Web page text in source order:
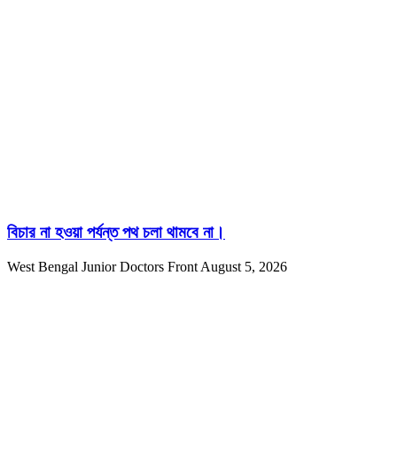
বিচার না হওয়া পর্যন্ত পথ চলা থামবে না।
West Bengal Junior Doctors Front August 5, 2026